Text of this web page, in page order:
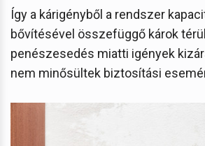
Így a kárigényből a rendszer
bővítésével összefüggő károk
penészesedés miatti igények
nem minősültek biztosítási